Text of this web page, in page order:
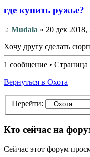
где купить ружье?
Mudala » 20 дек 2018,
Хочу другу сделать
1 сообщение • Страница
Вернуться в Охота
Перейти:
Кто сейчас на
Сейчас этот форум